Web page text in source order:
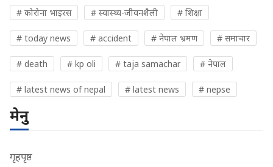
# कोरोना भाइरस # स्वास्थ्य-जीवनशैली # शिक्षा
# today news # accident # नेपाल भ्रमण # समाचार
# death # kp oli # taja samachar # नेपाल
# latest news of nepal # latest news # nepse
मेनु
गृहपृष्ठ